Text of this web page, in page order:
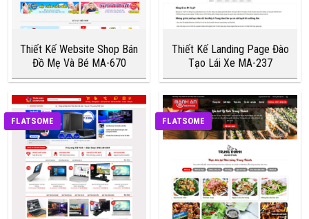
Thiết Kế Website Shop Bán
Đồ Mẹ Và Bé MA-670
Thiết Kế Landing Page Đào
Tạo Lái Xe MA-237
FLATSOME FLATSOME